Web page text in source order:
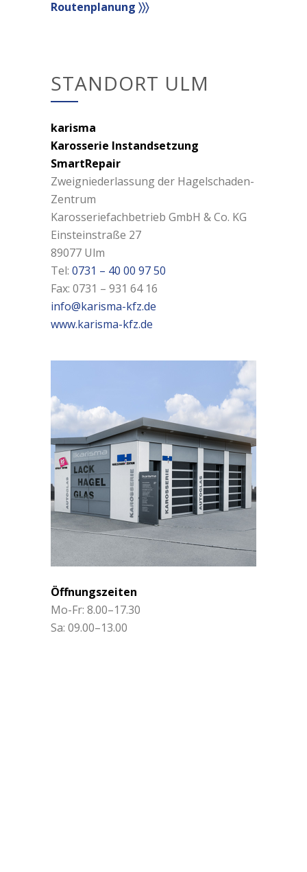
Routenplanung 〉〉〉
STANDORT ULM
karisma
Karosserie Instandsetzung
SmartRepair
Zweigniederlassung der Hagelschaden-
Zentrum
Karosseriefachbetrieb GmbH & Co. KG
Einsteinstraße 27
89077 Ulm
Tel: 0731 – 40 00 97 50
Fax: 0731 – 931 64 16
info@karisma-kfz.de
www.karisma-kfz.de
Öffnungszeiten
Mo-Fr: 8.00–17.30
Sa: 09.00–13.00